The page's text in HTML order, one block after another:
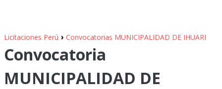
Licitaciones Perú › Convocatorias MUNICIPALIDAD DE IHUARI
Convocatoria
MUNICIPALIDAD DE